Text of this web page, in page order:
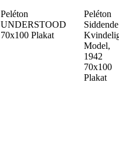
Peléton
UNDERSTOOD
70x100 Plakat
Peléton
Siddende
Model,
1942
70x100
Plakat